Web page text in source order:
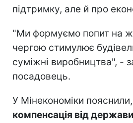
підтримку, але й про
"Ми формуємо попит на
чергою стимулює
суміжні виробництва", -
посадовець.
У Мінекономіки
компенсація від